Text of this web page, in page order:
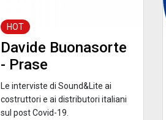
HOT
Davide Buonasorte
- Prase
Le interviste di Sound&Lite ai
costruttori e ai distributori italiani
sul post Covid-19.